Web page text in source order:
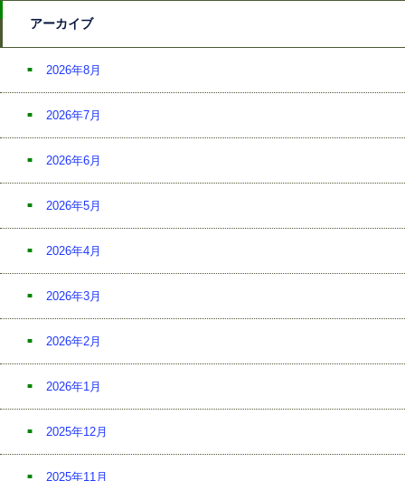
アーカイブ
2026年8月
2026年7月
2026年6月
2026年5月
2026年4月
2026年3月
2026年2月
2026年1月
2025年12月
2025年11月